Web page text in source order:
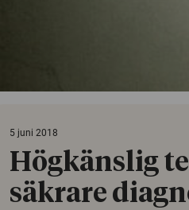
5 juni 2018
Högkänslig
säkrare